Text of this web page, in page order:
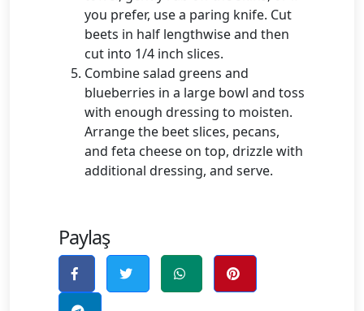
you prefer, use a paring knife. Cut
beets in half lengthwise and then
cut into 1/4 inch slices.
Combine salad greens and
blueberries in a large bowl and toss
with enough dressing to moisten.
Arrange the beet slices, pecans,
and feta cheese on top, drizzle with
additional dressing, and serve.
Paylaş